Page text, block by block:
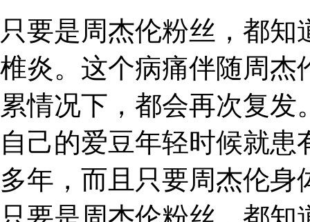
只要是周杰伦粉丝，都
椎炎。这个病痛伴随周杰
累情况下，都会再次复
自己的爱豆年轻时候就
多年，而且只要周杰伦